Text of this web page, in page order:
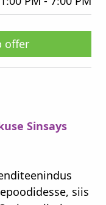
offer
Sinsays
siis